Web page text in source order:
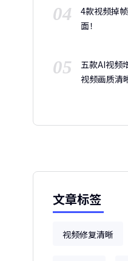
04
4款视频掉
面！
05
五款AI视频
视频画质清
文章标签
视频修复清晰